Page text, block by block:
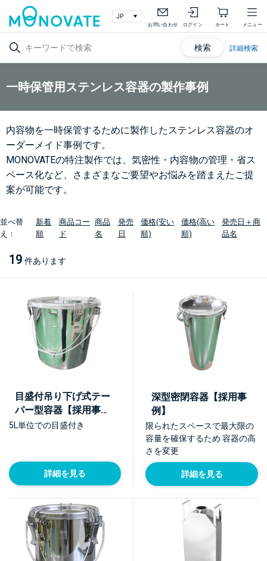
お問い合わせ ログイン カート メニュー
検索 詳細検索
一時保管用ステンレス容器の製作事例
内容物を一時保管するために製作したステンレス容器のオ
ーダーメイド事例です。
MONOVATEの特注製作では、気密性・内容物の管理・省ス
ペース化など、さまざまなご要望やお悩みを踏まえたご提
案が可能です。
並べ替
え：
新着
順
商品コー
ド
商品
名
発売
日
価格(安い
順)
価格(高い
順)
発売日＋商
品名
19 件あります
目盛付吊り下げ式テー
パー型容器【採用事
例】
5L単位での目盛付き
詳細を見る
深型密閉容器【採用事
例】
限られたスペースで最大限の
容量を確保するため 容器の高
さを変更
詳細を見る